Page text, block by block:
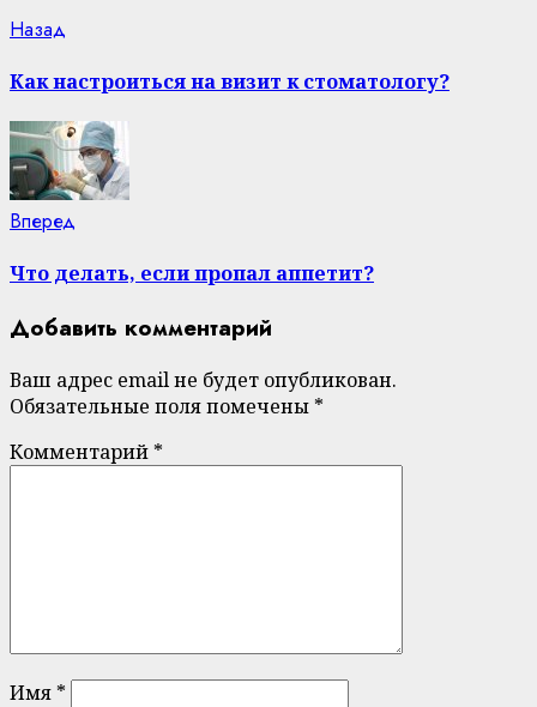
Continue
Reading
Назад
Как настроиться на визит к стоматологу?
Вперед
Что делать, если пропал аппетит?
Добавить комментарий
Ваш адрес email не будет опубликован.
Обязательные поля помечены *
Комментарий *
Имя *